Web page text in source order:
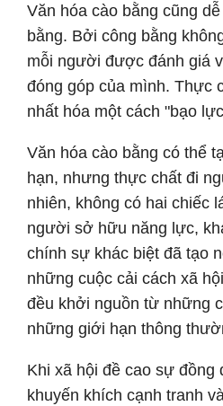
Văn hóa cào bằng cũng
bằng. Bởi công bằng
mỗi người được đánh giá
đóng góp của mình. Thực
nhất hóa một cách "bạo
Văn hóa cào bằng có thể
hạn, nhưng thực chất đi
nhiên, không có hai chiếc
người sở hữu năng lực,
chính sự khác biệt đã tạo
những cuộc cải cách xã
đều khởi nguồn từ những
những giới hạn thông
Khi xã hội đề cao sự
khuyến khích cạnh tranh